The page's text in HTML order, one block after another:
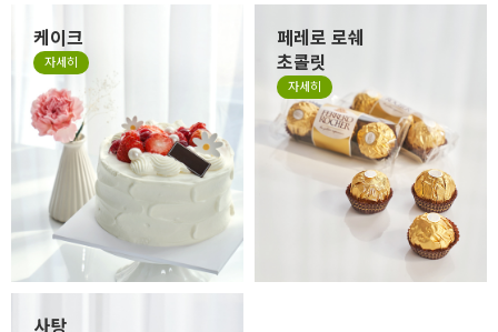
케이크
자세히
페레로 로쉐
초콜릿
자세히
사탕